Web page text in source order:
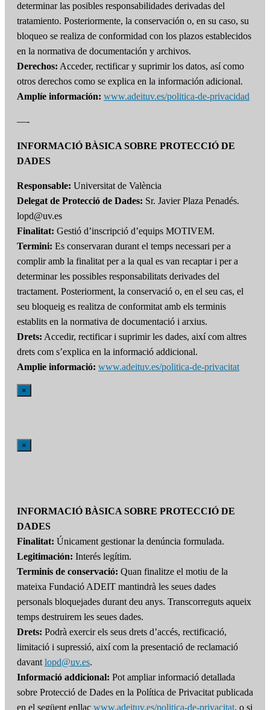
determinar las posibles responsabilidades derivadas del
tratamiento. Posteriormente, la conservación o, en su caso, su
bloqueo se realiza de conformidad con los plazos establecidos
en la normativa de documentación y archivos.
Derechos: Acceder, rectificar y suprimir los datos, así como
otros derechos como se explica en la información adicional.
Amplíe información: www.adeituv.es/politica-de-privacidad
—-
INFORMACIÓ BÀSICA SOBRE PROTECCIÓ DE
DADES
Responsable: Universitat de València
Delegat de Protecció de Dades: Sr. Javier Plaza Penadés.
lopd@uv.es
Finalitat: Gestió d’inscripció d’equips MOTIVEM.
Termini: Es conservaran durant el temps necessari per a
complir amb la finalitat per a la qual es van recaptar i per a
determinar les possibles responsabilitats derivades del
tractament. Posteriorment, la conservació o, en el seu cas, el
seu bloqueig es realitza de conformitat amb els terminis
establits en la normativa de documentació i arxius.
Drets: Accedir, rectificar i suprimir les dades, així com altres
drets com s’explica en la informació addicional.
Amplie informació: www.adeituv.es/politica-de-privacitat
×
×
INFORMACIÓ BÀSICA SOBRE PROTECCIÓ DE
DADES
Finalitat: Únicament gestionar la denúncia formulada.
Legitimación: Interés legítim.
Terminis de conservació: Quan finalitze el motiu de la
mateixa Fundació ADEIT mantindrà les seues dades
personals bloquejades durant deu anys. Transcorreguts aqueix
temps destruirem les seues dades.
Drets: Podrà exercir els seus drets d’accés, rectificació,
limitació i supressió, així com la presentació de reclamació
davant lopd@uv.es.
Informació addicional: Pot ampliar informació detallada
sobre Protecció de Dades en la Política de Privacitat publicada
en el següent enllaç www.adeituv.es/politica-de-privacitat, o si